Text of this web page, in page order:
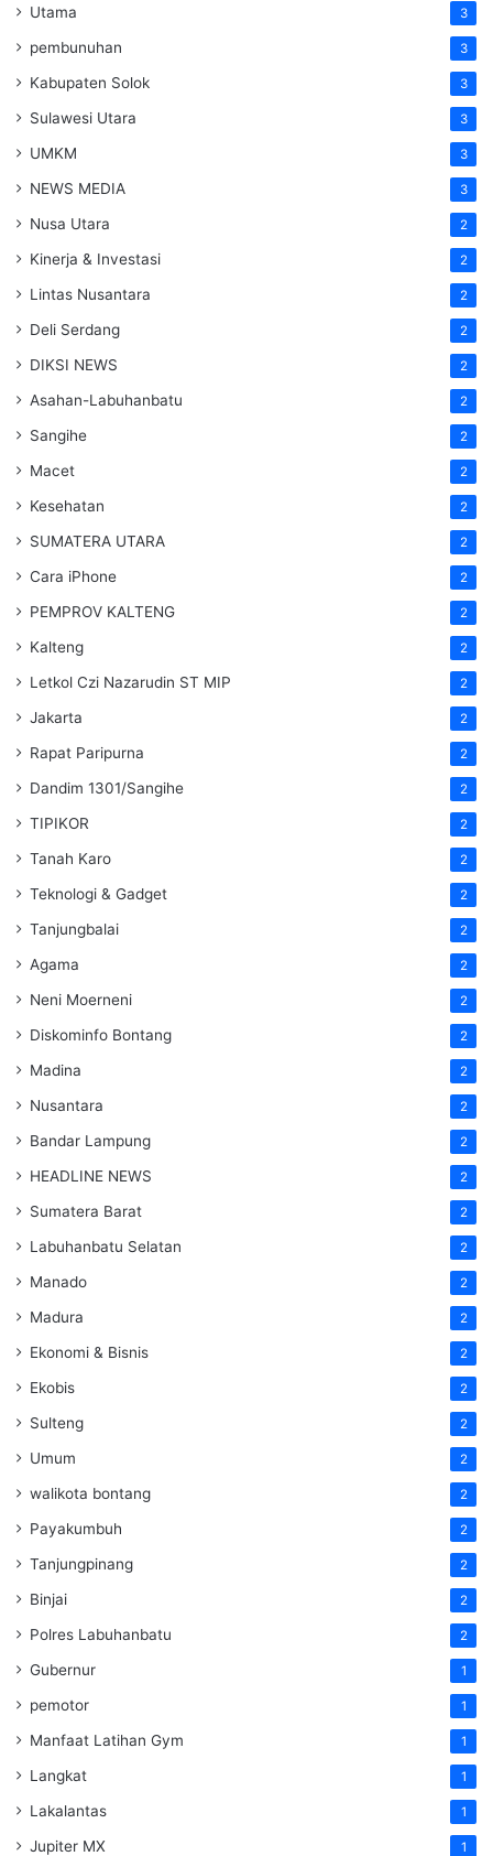
Utama 3
pembunuhan 3
Kabupaten Solok 3
Sulawesi Utara 3
UMKM 3
NEWS MEDIA 3
Nusa Utara 2
Kinerja & Investasi 2
Lintas Nusantara 2
Deli Serdang 2
DIKSI NEWS 2
Asahan-Labuhanbatu 2
Sangihe 2
Macet 2
Kesehatan 2
SUMATERA UTARA 2
Cara iPhone 2
PEMPROV KALTENG 2
Kalteng 2
Letkol Czi Nazarudin ST MIP 2
Jakarta 2
Rapat Paripurna 2
Dandim 1301/Sangihe 2
TIPIKOR 2
Tanah Karo 2
Teknologi & Gadget 2
Tanjungbalai 2
Agama 2
Neni Moerneni 2
Diskominfo Bontang 2
Madina 2
Nusantara 2
Bandar Lampung 2
HEADLINE NEWS 2
Sumatera Barat 2
Labuhanbatu Selatan 2
Manado 2
Madura 2
Ekonomi & Bisnis 2
Ekobis 2
Sulteng 2
Umum 2
walikota bontang 2
Payakumbuh 2
Tanjungpinang 2
Binjai 2
Polres Labuhanbatu 2
Gubernur 1
pemotor 1
Manfaat Latihan Gym 1
Langkat 1
Lakalantas 1
Jupiter MX 1